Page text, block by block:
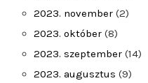
2023. november (2)
2023. október (8)
2023. szeptember (14)
2023. augusztus (9)